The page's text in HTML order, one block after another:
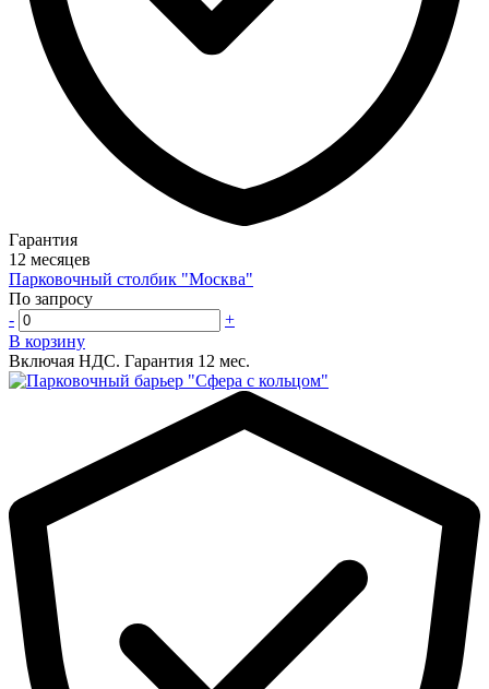
Гарантия
12 месяцев
Парковочный столбик "Москва"
По запросу
-
+
В корзину
Включая НДС. Гарантия 12 мес.